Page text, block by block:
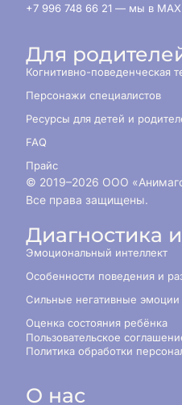
+7 996 748 66 21 — мы в MAX
Для
Когнитивно-поведенческая
Персонажи специалистов
Ресурсы для детей и
FAQ
Прайс
© 2019–2026 ООО
Все права защищены.
Диагностика
Эмоциональный интеллект
Особенности поведения и
Сильные негативные эмоции
Оценка состояния ребёнка
Пользовательское
Политика обработки
О нас